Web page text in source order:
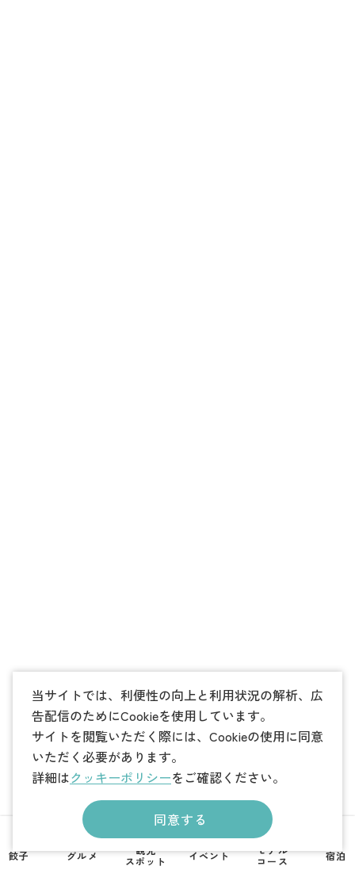
当サイトでは、利便性の向上と利用状況の解析、広
告配信のためにCookieを使用しています。
サイトを閲覧いただく際には、Cookieの使用に同意
いただく必要があります。
詳細はクッキーポリシーをご確認ください。
同意する